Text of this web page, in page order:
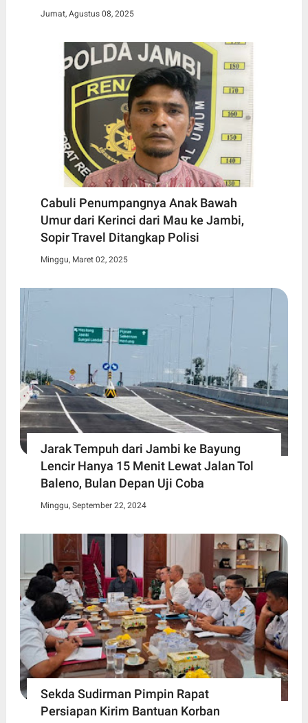
Jumat, Agustus 08, 2025
Cabuli Penumpangnya Anak Bawah
Umur dari Kerinci dari Mau ke Jambi,
Sopir Travel Ditangkap Polisi
Minggu, Maret 02, 2025
Jarak Tempuh dari Jambi ke Bayung
Lencir Hanya 15 Menit Lewat Jalan Tol
Baleno, Bulan Depan Uji Coba
Minggu, September 22, 2024
Sekda Sudirman Pimpin Rapat
Persiapan Kirim Bantuan Korban